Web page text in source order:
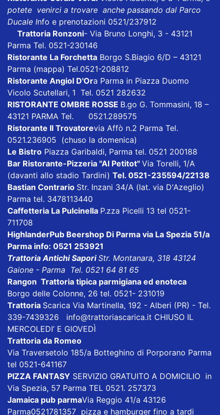
potete venirci a trovare anche passando dal Parco
Ducale Info e prenotazioni 0521/237912
Trattoria Ronzoni- Via Bruno Longhi, 3 - 43121
Parma Tel. 0521-230146
Ristorante La Forchetta Borgo S.Biagio 6/D – 43121
Parma (mappa) Tel.0521-208812
Ristorante Angiol D'Ora Parma in Piazza Duomo
Vicolo Scutellari, 1 Tel. 0521 282632
RISTORANTE OMBRE ROSSE B.go G. Tommasini, 18 –
43121 PARMA Tel. 0521.289575
Ristorante Il Trovatorevia Affò n.2 Parma Tel.
0521.236905 (chuso la domenica)
Le Bistro Piazza Garibaldi, Parma tel. 0521 200188
Bar Ristorante-Pizzeria "Al Petitot" Via Torelli, 1/A
(davanti allo stadio Tardini) Tel. 0521-235594/22138
Bastian Contrario Str. Inzani 34/A (lat. via D'Azeglio)
Parma tel. 3478113440
Caffetteria La Pulcinella P.zza Picelli 13 tel 0521-
711708
HighlanderPub Beershop Di Parma via La Spezia 51/a
Parma info: 0521 253921
Trattoria Antichi SaporiStr. Montanara, 318 43124
Gaione - Parma Tel. 0521 64 81 65
Rangon Trattoria tipica parmigiana ed enoteca
Borgo delle Colonne, 26 tel. 0521- 231019
Trattoria Scarica Via Martinella, 192 - Alberi (PR) - Tel.
339-7439326 info@trattoriascarica.it CHIUSO IL
MERCOLEDI’ E GIOVEDÌ
Trattoria da Romeo
Via Traversetolo 185/a Botteghino di Porporano Parma
tel 0521-641167
PIZZA FANTASY SERVIZIO GRATUITO A DOMICILIO in
Via Spezia, 57 Parma TEL 0521. 257373
Jamaica pub parmaVia Reggio 41/a 43126
Parma0521781357 pizza e hamburger fino a tardi